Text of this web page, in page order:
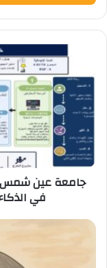
شمس
تطلق
مسار
"SmartTech"
بـ5
شهادات
في
الذكاء
السيبراني
في
جامعة